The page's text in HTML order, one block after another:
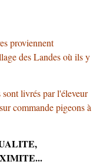
proviennent
des Landes où ils y
livrés par l'éleveur
commande pigeons à